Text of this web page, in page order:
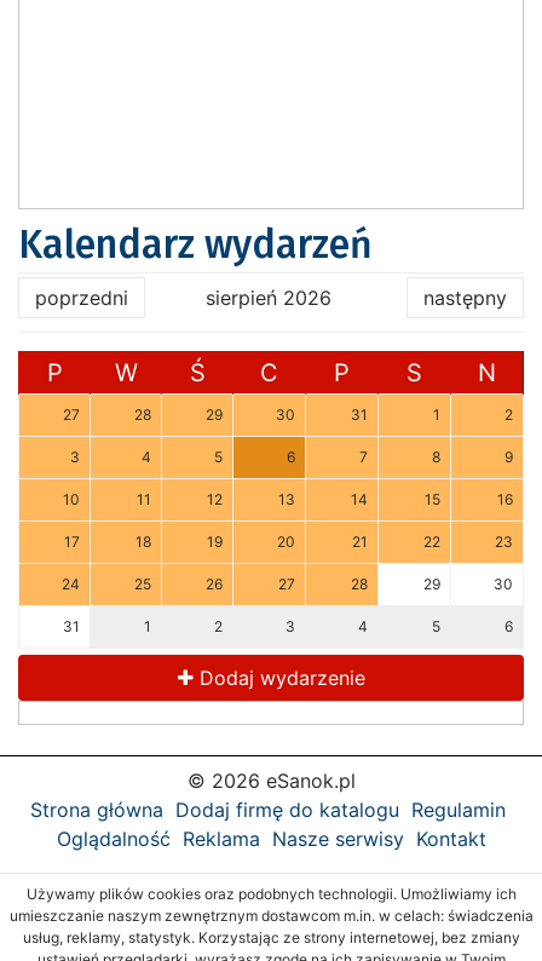
Kalendarz wydarzeń
poprzedni sierpień 2026 następny
P W Ś C P S N
27 28 29 30 31 1 2
3 4 5 6 7 8 9
10 11 12 13 14 15 16
17 18 19 20 21 22 23
24 25 26 27 28 29 30
31 1 2 3 4 5 6
Dodaj wydarzenie
© 2026 eSanok.pl
Strona główna Dodaj firmę do katalogu Regulamin
Oglądalność Reklama Nasze serwisy Kontakt
Używamy plików cookies oraz podobnych technologii. Umożliwiamy ich
umieszczanie naszym zewnętrznym dostawcom m.in. w celach: świadczenia
usług, reklamy, statystyk. Korzystając ze strony internetowej, bez zmiany